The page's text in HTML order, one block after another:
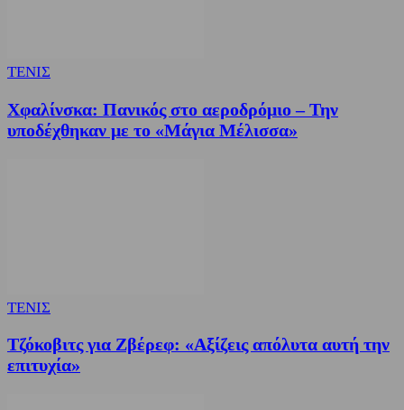
ΤΕΝΙΣ
Χφαλίνσκα: Πανικός στο αεροδρόμιο – Την
υποδέχθηκαν με το «Μάγια Μέλισσα»
ΤΕΝΙΣ
Τζόκοβιτς για Ζβέρεφ: «Αξίζεις απόλυτα αυτή την
επιτυχία»